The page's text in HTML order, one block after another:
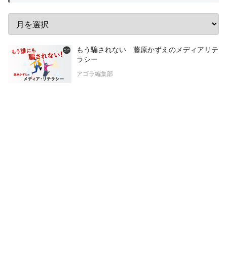
もう騙されない 藤原かずえのメディアリテ
ラシー
アゴラ編集部